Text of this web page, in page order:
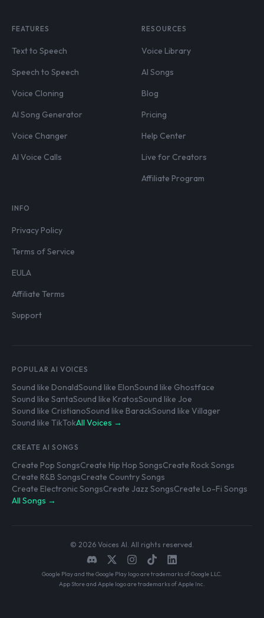
FEATURES
Text to Speech
Speech to Speech
Voice Cloning
AI Song Generator
Voice Changer
AI Voice Calls
RESOURCES
Voice Library
AI Songs
Blog
Pricing
Help Center
Live for Creators
Affiliate Program
INFO
Privacy Policy
Terms of Service
EULA
Affiliate Terms
Support
POPULAR AI VOICES
Sound like DonaldSound like ElonSound like Ghostface
Sound like SantaSound like KratosSound like Joe
Sound like CristianoSound like BarackSound like Villager
Sound like TikTokAll Voices →
CREATE AI SONGS
Create Pop SongsCreate Hip Hop SongsCreate Rock Songs
Create R&B SongsCreate Country Songs
Create Electronic SongsCreate Jazz SongsCreate Lo-Fi Songs
All Songs →
© 2026 Voices AI. All rights reserved.
Google Play and the Google Play logo are trademarks of Google LLC.
App Store and Apple logo are trademarks of Apple Inc.